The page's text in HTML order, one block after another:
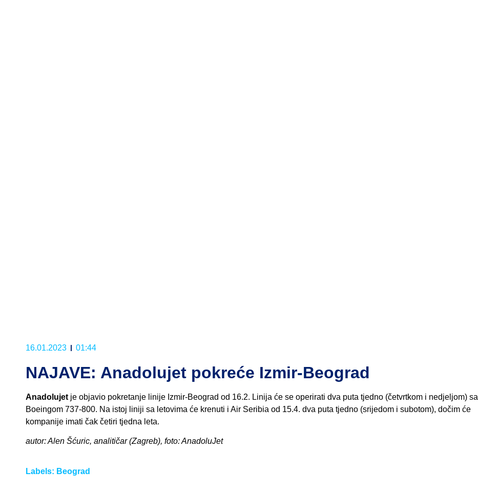
16.01.2023 01:44
NAJAVE: Anadolujet pokreće Izmir-Beograd
Anadolujet je objavio pokretanje linije Izmir-Beograd od 16.2. Linija će se operirati dva puta tjedno (četvrtkom i nedjeljom) sa
Boeingom 737-800. Na istoj liniji sa letovima će krenuti i Air Seribia od 15.4. dva puta tjedno (srijedom i subotom), dočim će
kompanije imati čak četiri tjedna leta.
autor: Alen Šćuric, analitičar (Zagreb), foto: AnadoluJet
Labels: Beograd